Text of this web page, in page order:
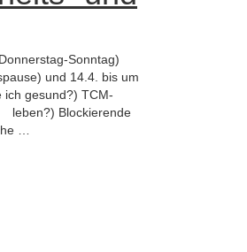
Sonntag)
und 14.4. bis um
gesund?) TCM-
leben?) Blockierende
…